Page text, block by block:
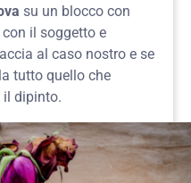
su un blocco con
il soggetto e
al caso nostro e se
tutto quello che
il dipinto.